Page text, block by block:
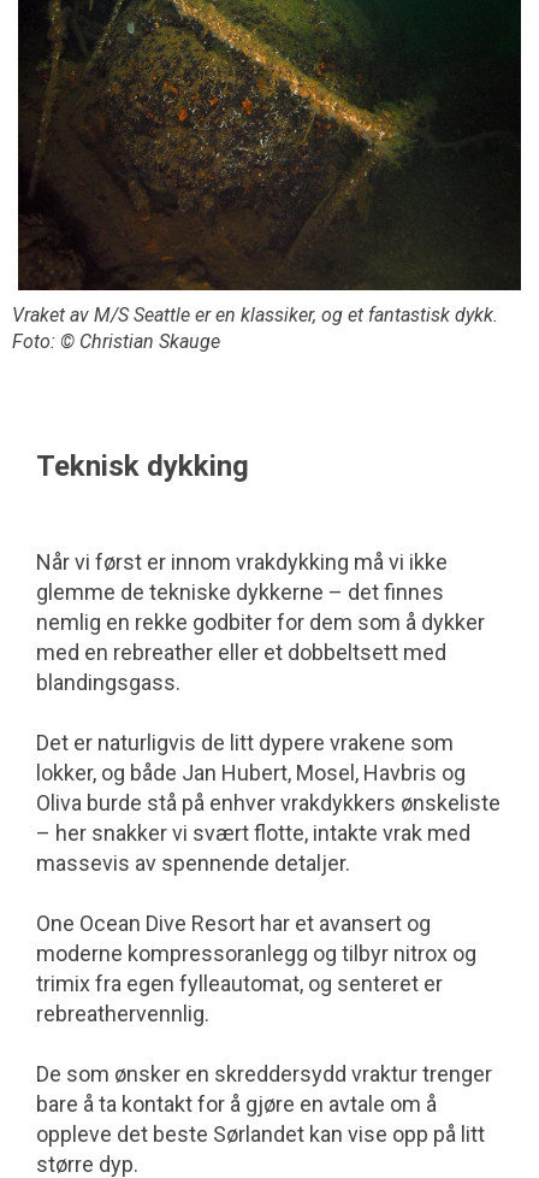
Vraket av M/S Seattle er en klassiker, og et fantastisk dykk.
Foto: © Christian Skauge
Teknisk dykking
Når vi først er innom vrakdykking må vi ikke
glemme de tekniske dykkerne – det finnes
nemlig en rekke godbiter for dem som å dykker
med en rebreather eller et dobbeltsett med
blandingsgass.
Det er naturligvis de litt dypere vrakene som
lokker, og både Jan Hubert, Mosel, Havbris og
Oliva burde stå på enhver vrakdykkers ønskeliste
– her snakker vi svært flotte, intakte vrak med
massevis av spennende detaljer.
One Ocean Dive Resort har et avansert og
moderne kompressoranlegg og tilbyr nitrox og
trimix fra egen fylleautomat, og senteret er
rebreathervennlig.
De som ønsker en skreddersydd vraktur trenger
bare å ta kontakt for å gjøre en avtale om å
oppleve det beste Sørlandet kan vise opp på litt
større dyp.